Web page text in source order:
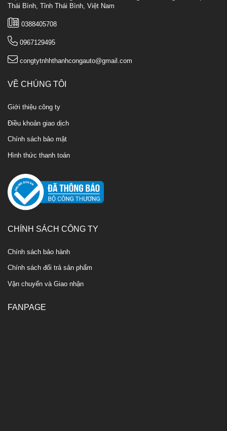
Thái Bình, Tỉnh Thái Bình, Việt Nam
0388405708
0967129495
congtytnhhthanhcongauto@gmail.com
VỀ CHÚNG TÔI
Giới thiệu công ty
Điều khoản giao dịch
Chính sách bảo mật
Hình thức thanh toán
CHÍNH SÁCH CÔNG TY
Chính sách bảo hành
Chính sách đổi trả sản phẩm
Vận chuyển và Giao nhận
FANPAGE